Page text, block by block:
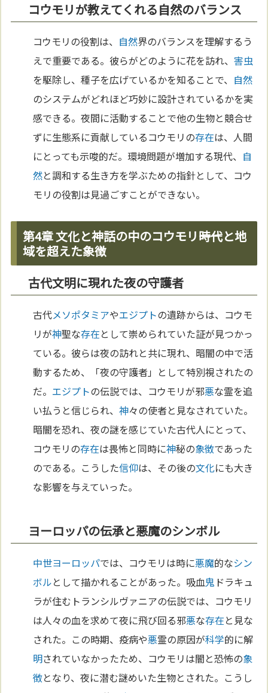
コウモリが教えてくれる自然のバランス
コウモリの役割は、 自然界のバランスを理解するう
えで重要である。彼らがどのように花を訪れ、害虫
を駆除し、種子を広げているかを知ることで、 自然
のシステムがどれほど巧妙に設計されているかを実
感できる。夜間に活動することで他の生物と競合せ
ずに生態系に貢献しているコウモリの存在は、人間
にとっても示唆的だ。環境問題が増加する現代、 自
然と調和する生き方を学ぶための指針として、コウ
モリの役割は見過ごすことができない。
第4章 文化と神話の中のコウモリ――時代と地
域を超えた象徴
古代文明に現れた夜の守護者
古代メソポタミアやエジプトの遺跡からは、コウモ
リが神聖な存在として崇められていた証が見つかっ
ている。彼らは夜の訪れと共に現れ、暗闇の中で活
動するため、「夜の守護者」として特別視されたの
だ。 エジプトの伝説では、コウモリが邪悪な霊を追
い払うと信じられ、神々の使者と見なされていた。
暗闇を恐れ、夜の謎を感じていた古代人にとって、
コウモリの存在は畏怖と同時に神秘の象徴であった
のである。こうした信仰は、その後の文化にも大き
な影響を与えていった。
ヨーロッパの伝承と悪魔のシンボル
中世ヨーロッパでは、コウモリは時に悪魔的なシン
ボルとして描かれることがあった。吸血鬼 ドラキュ
ラが住むトランシルヴァニアの伝説では、コウモリ
は人々の血を求めて夜に飛び回る邪悪な存在と見な
された。この時期、疫病や悪霊の原因が科学的に解
明されていなかったため、コウモリは闇と恐怖の象
徴となり、夜に潜む謎めいた生物とされた。こうし